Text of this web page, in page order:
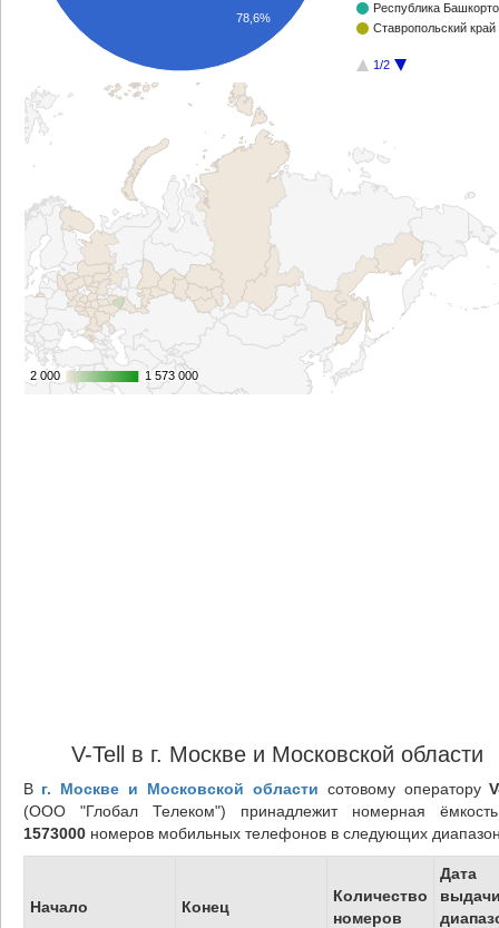
Республика
Ставропольский край
1/2
78,6%
2 000
2 000 1 573 000
1 573 000
V-Tell в г. Москве и Московской области
В г. Москве и Московской области сотовому оператору
(ООО "Глобал Телеком") принадлежит номерная
1573000номеров мобильных телефонов в следующих
Начало Конец
Количество
номеров
Дата